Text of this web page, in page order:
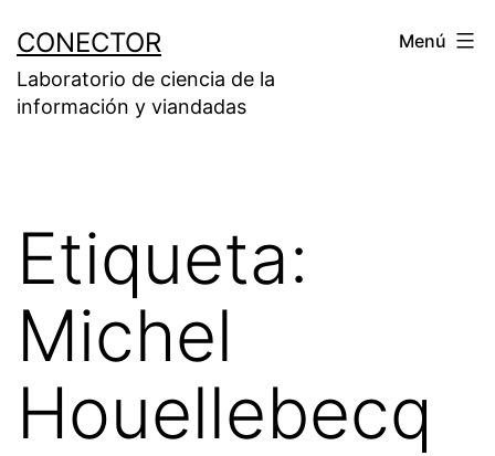
contenido
CONECTOR
Laboratorio de ciencia de la
información y viandadas
Menú
Etiqueta:
Michel
Houellebecq